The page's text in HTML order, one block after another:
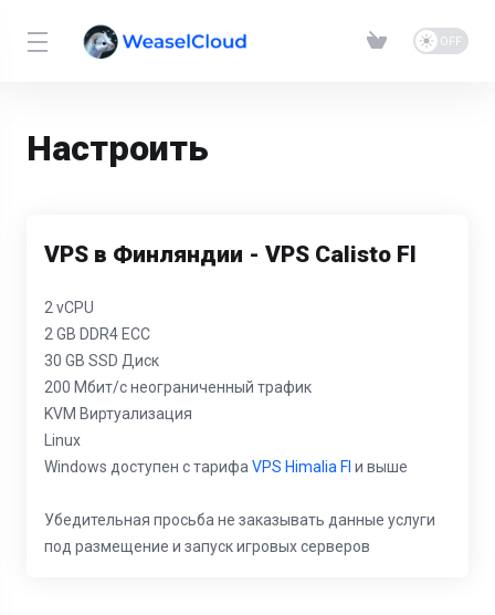
Настроить
VPS в Финляндии - VPS Calisto FI
2 vCPU
2 GB DDR4 ECC
30 GB SSD Диск
200 Мбит/с неограниченный трафик
KVM Виртуализация
Linux
Windows доступен с тарифа VPS Himalia FI и выше
Убедительная просьба не заказывать данные услуги
под размещение и запуск игровых серверов